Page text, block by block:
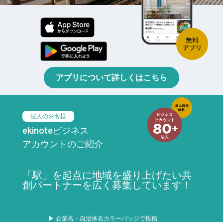
アプリについて詳しくはこちら
法人のお客様
ekinoteビジネス
アカウントのご紹介
「駅」を起点に地域を盛り上げたい共
創パートナーを広く募集しています！
▶ 企業名・自治体名カラーバッジで投稿